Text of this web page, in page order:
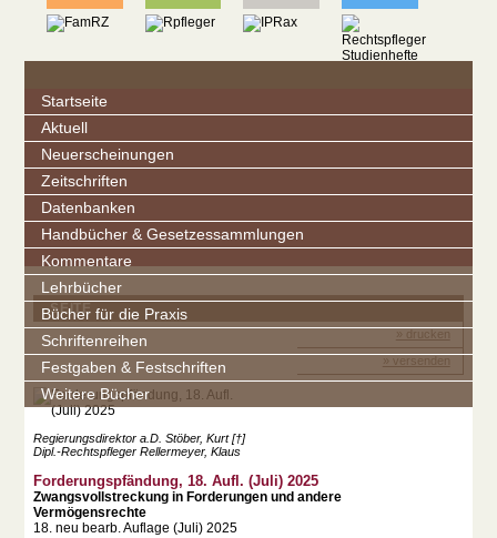
Startseite
Aktuell
Neuerscheinungen
Zeitschriften
Datenbanken
Handbücher & Gesetzessammlungen
Kommentare
Lehrbücher
Bücher für die Praxis
Schriftenreihen
Festgaben & Festschriften
Weitere Bücher
SEITE
» drucken
» versenden
Regierungsdirektor a.D. Stöber, Kurt [†]
Dipl.-Rechtspfleger Rellermeyer, Klaus
Forderungspfändung, 18. Aufl. (Juli) 2025
Zwangsvollstreckung in Forderungen und andere
Vermögensrechte
18. neu bearb. Auflage (Juli) 2025